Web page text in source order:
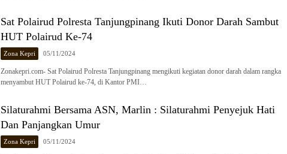
Sat Polairud Polresta Tanjungpinang Ikuti Donor Darah Sambut
HUT Polairud Ke-74
Zona Kepri 05/11/2024
Zonakepri.com- Sat Polairud Polresta Tanjungpinang mengikuti kegiatan donor darah dalam rangka
menyambut HUT Polairud ke-74, di Kantor PMI…
Silaturahmi Bersama ASN, Marlin : Silaturahmi Penyejuk Hati
Dan Panjangkan Umur
Zona Kepri 05/11/2024